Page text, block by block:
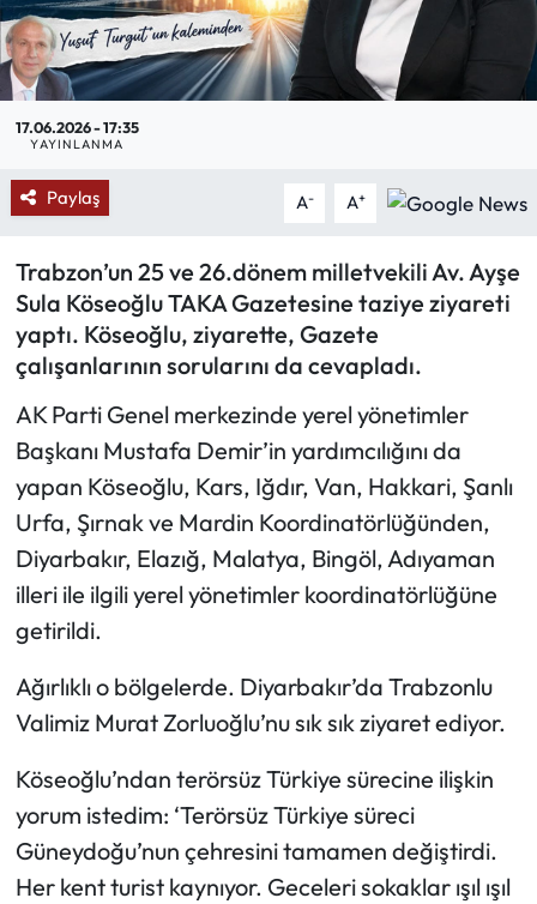
17.06.2026 - 17:35
YAYINLANMA
Paylaş A- A+
Trabzon’un 25 ve 26.dönem milletvekili Av. Ayşe
Sula Köseoğlu TAKA Gazetesine taziye ziyareti
yaptı. Köseoğlu, ziyarette, Gazete
çalışanlarının sorularını da cevapladı.
AK Parti Genel merkezinde yerel yönetimler
Başkanı Mustafa Demir’in yardımcılığını da
yapan Köseoğlu, Kars, Iğdır, Van, Hakkari, Şanlı
Urfa, Şırnak ve Mardin Koordinatörlüğünden,
Diyarbakır, Elazığ, Malatya, Bingöl, Adıyaman
illeri ile ilgili yerel yönetimler koordinatörlüğüne
getirildi.
Ağırlıklı o bölgelerde. Diyarbakır’da Trabzonlu
Valimiz Murat Zorluoğlu’nu sık sık ziyaret ediyor.
Köseoğlu’ndan terörsüz Türkiye sürecine ilişkin
yorum istedim: ‘Terörsüz Türkiye süreci
Güneydoğu’nun çehresini tamamen değiştirdi.
Her kent turist kaynıyor. Geceleri sokaklar ışıl ışıl
Mektup Galeri
Röportaj
Karikatür Galeri
BIK
ASTROLOJİ
Mektup Galeri
Ekonomi
Turizm
Teknoloji